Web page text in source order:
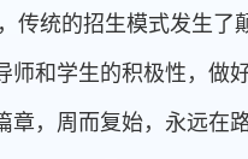
传统的招生模式发生了
和学生的积极性，做
，周而复始，永远在